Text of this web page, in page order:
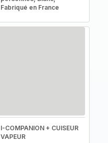
Fabriqué en France
I-COMPANION + CUISEUR
VAPEUR